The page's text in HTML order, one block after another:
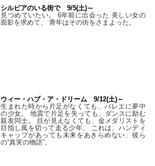
シルビアのいる街で 9/5(土)～
見つめていたい。 6年前に出会った 美しい女の
面影を求めて、 青年はその街をさまよった。
ウィー・ハブ・ア・ドリーム 9/12(土)～
生まれた時から片足がなくても、バレエに夢中
の少女。 地震で片足を失っても、ダンスに励む
親友同士。 目が見えなくても、金メダリストを
目指し風を切って走る少年。 これは、ハンディ
キャップがあっても未来をあきらめない、彼ら
の“真実の物語”。